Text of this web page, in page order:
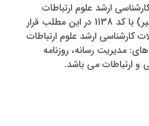
ارشد علوم ارتباطات
اجتماعی 1404 (+پنج سال اخیر) با کد 1138 در این مطلب قرار
کارشناسی ارشد علوم ارتباطات
مدیریت رسانه، روزنامه
و ارتباطات می باشد.